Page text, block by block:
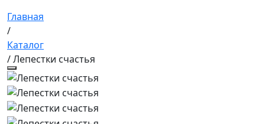
Главная
/
Каталог
/ Лепестки счастья